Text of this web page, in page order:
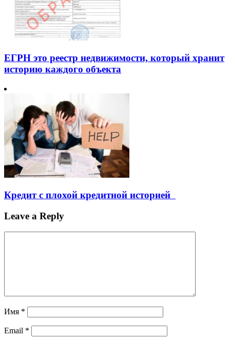
ЕГРН это реестр недвижимости, который хранит
историю каждого объекта
Кредит с плохой кредитной историей
Leave a Reply
Имя *
Email *